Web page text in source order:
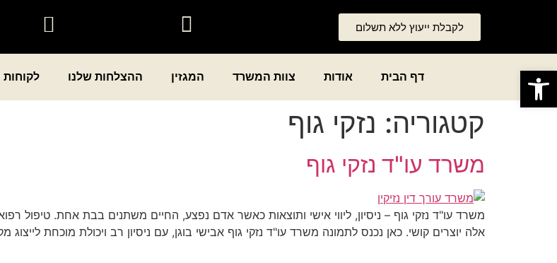
לקבלת ייעוץ ללא תשלום
דף הבית אודות צוות המשרד המגזין ההצלחות שלנו
קטגוריה: נזקי גוף
משרד עו"ד נזקי גוף
משרד עו"ד נזקי גוף – ניסיון, ליווי אישי ותוצאות כאשר אדם נפצע, החיים משתנים בבת אחת. טיפול
אלה יוצרים קושי. כאן נכנס לתמונה משרד עו"ד נזקי גוף אבישי בוגן, עם ניסיון רב ויכולת מוכחת
פתח סרגל נגישות